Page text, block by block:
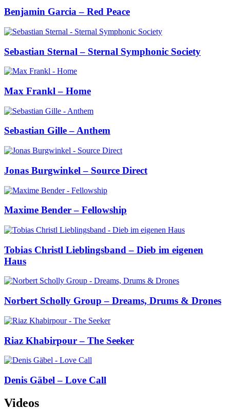
Benjamin Garcia – Red Peace
Sebastian Sternal – Sternal Symphonic Society
Max Frankl – Home
Sebastian Gille – Anthem
Jonas Burgwinkel – Source Direct
Maxime Bender – Fellowship
Tobias Christl Lieblingsband – Dieb im eigenen
Haus
Norbert Scholly Group – Dreams, Drums & Drones
Riaz Khabirpour – The Seeker
Denis Gäbel – Love Call
Videos